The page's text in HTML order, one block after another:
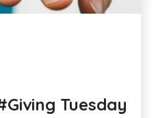
Tuesday